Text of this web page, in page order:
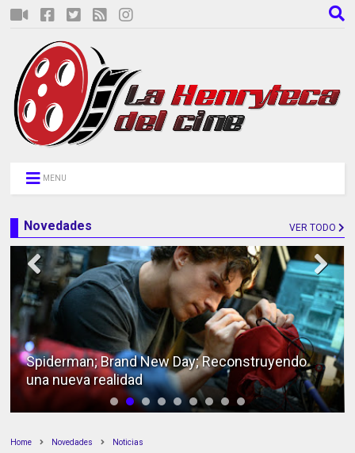
MENU
Novedades VER TODO
Alas de Mariposa; Análisis de la edición Bluray
Home Novedades Noticias